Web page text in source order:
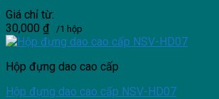
Giá chỉ từ:
30,000 ₫ /1 hộp
Hộp đựng dao cao cấp
Hộp đựng dao cao cấp NSV-HD07